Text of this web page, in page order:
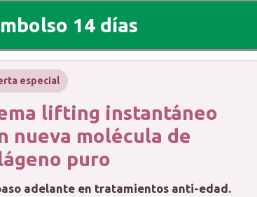
14 días
especial
lifting instantáneo
nueva molécula de
puro
adelante en tratamientos anti-edad.